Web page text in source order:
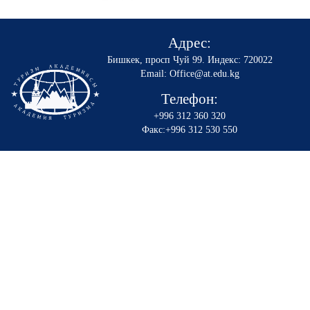
Адрес:
Бишкек, просп Чуй 99. Индекс: 720022
Email: Office@at.edu.kg
Телефон:
+996 312 360 320
Факс:+996 312 530 550